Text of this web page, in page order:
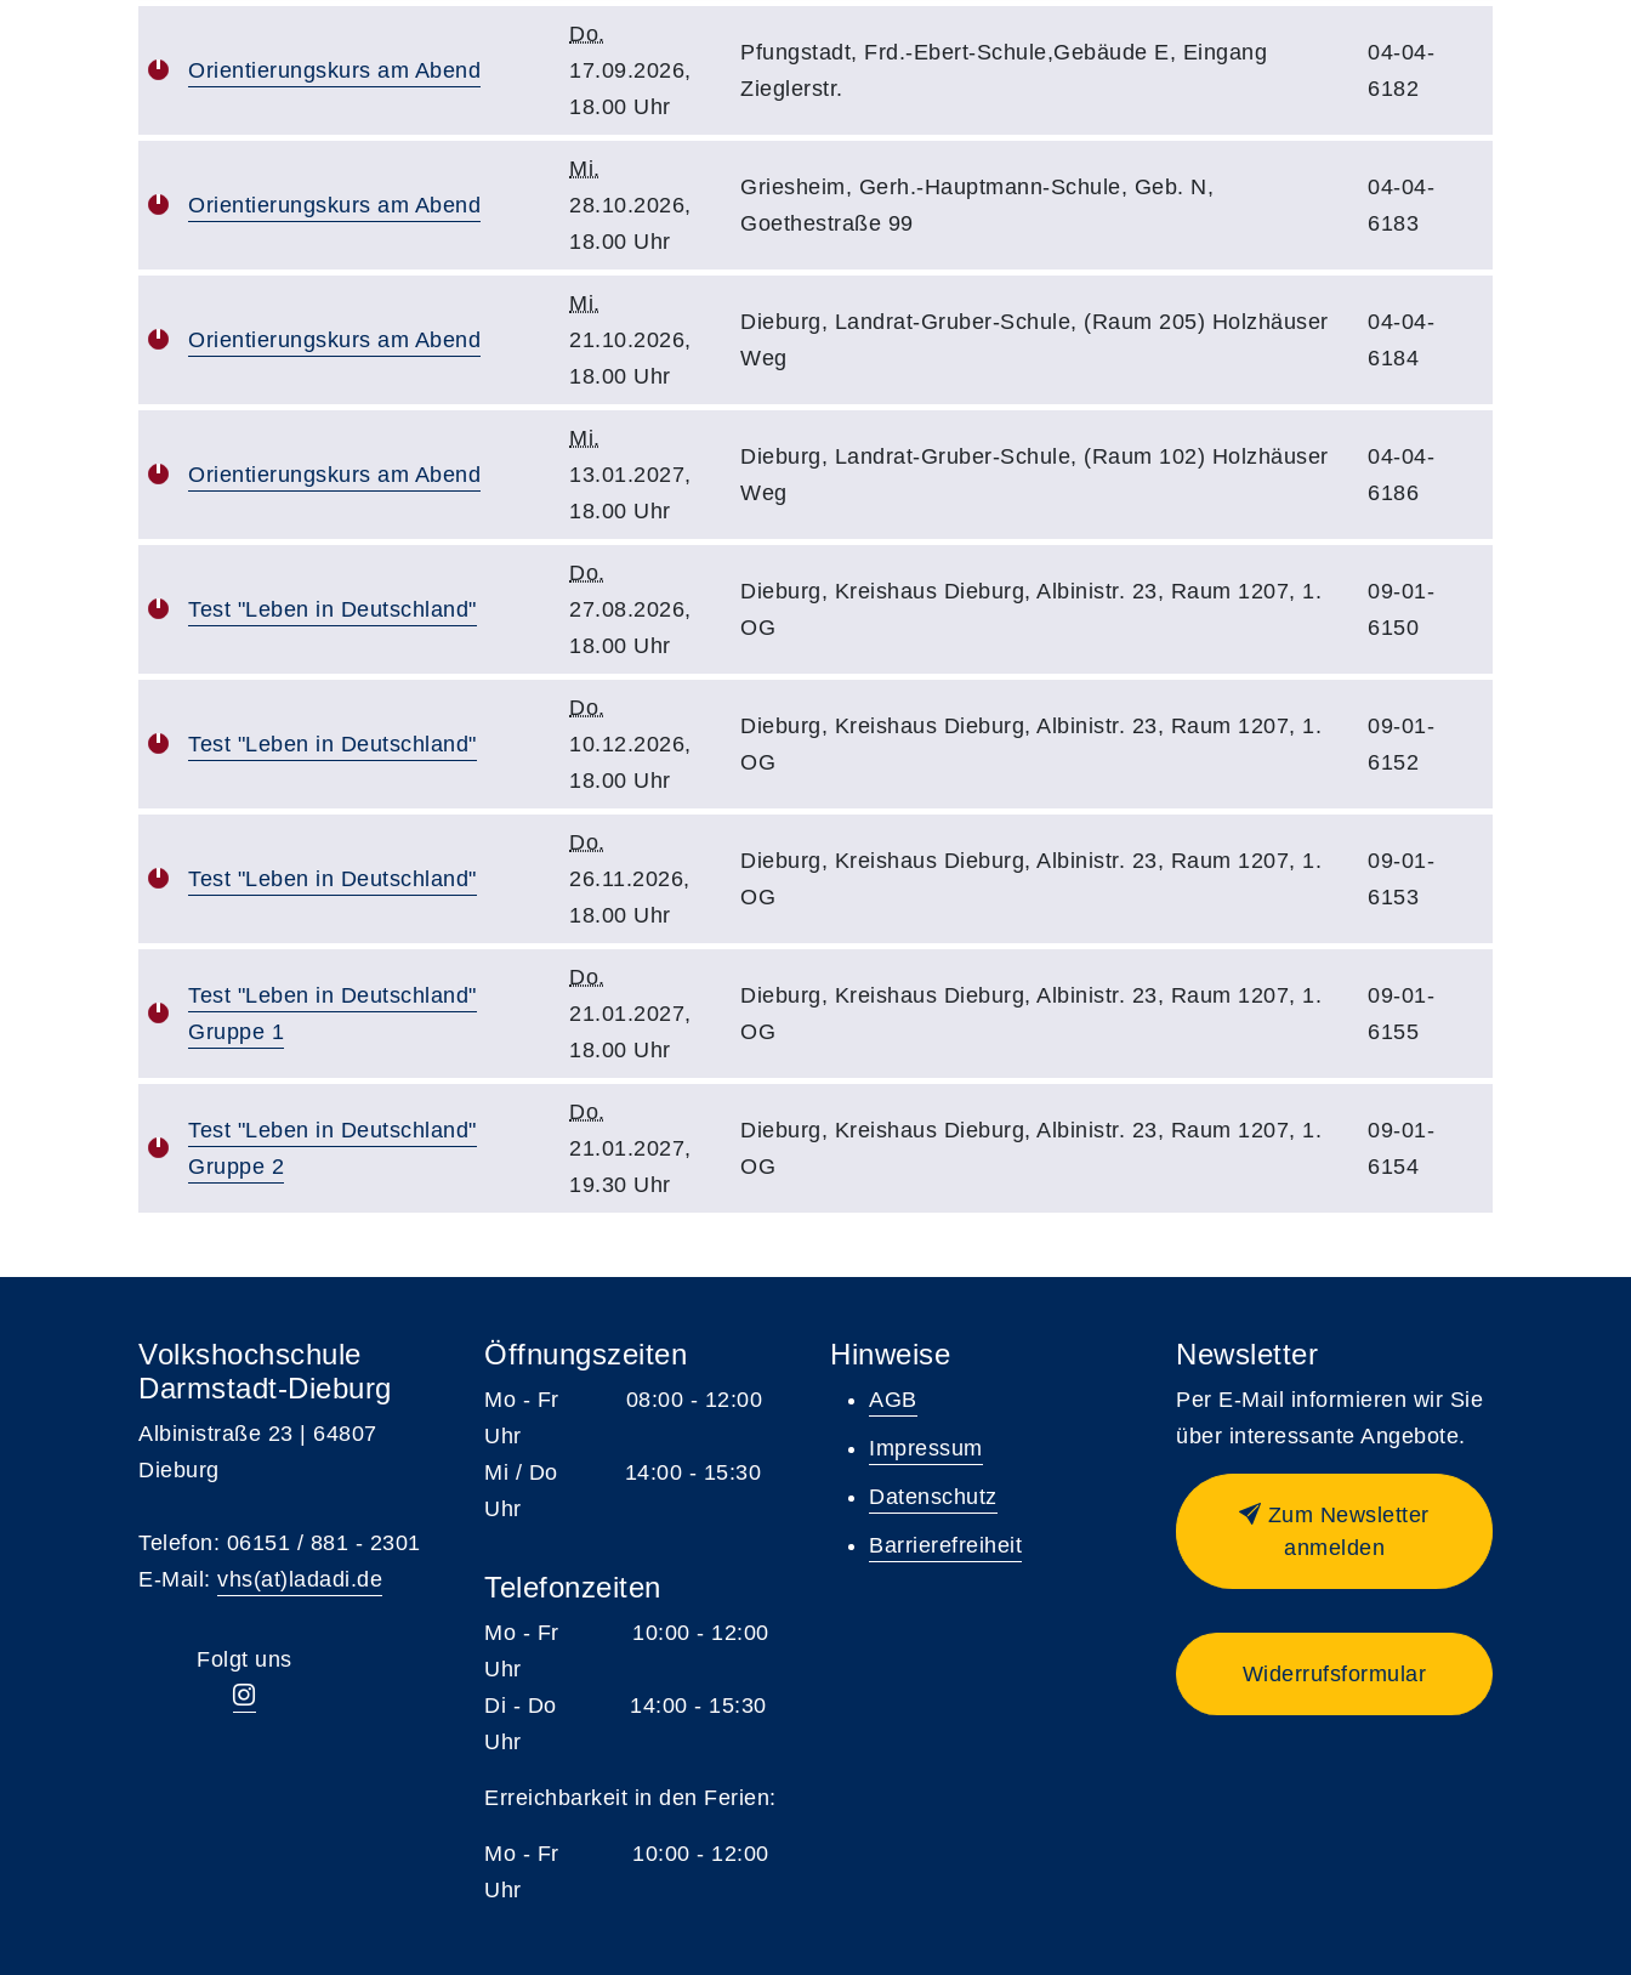
Orientierungskurs am Abend
Do.
17.09.2026,
18.00 Uhr
Pfungstadt, Frd.-Ebert-Schule,Gebäude E, Eingang
Zieglerstr.
04-04-
6182
Orientierungskurs am Abend
Mi.
28.10.2026,
18.00 Uhr
Griesheim, Gerh.-Hauptmann-Schule, Geb. N,
Goethestraße 99
04-04-
6183
Orientierungskurs am Abend
Mi.
21.10.2026,
18.00 Uhr
Dieburg, Landrat-Gruber-Schule, (Raum 205) Holzhäuser
Weg
04-04-
6184
Orientierungskurs am Abend
Mi.
13.01.2027,
18.00 Uhr
Dieburg, Landrat-Gruber-Schule, (Raum 102) Holzhäuser
Weg
04-04-
6186
Test "Leben in Deutschland"
Do.
27.08.2026,
18.00 Uhr
Dieburg, Kreishaus Dieburg, Albinistr. 23, Raum 1207, 1.
OG
09-01-
6150
Test "Leben in Deutschland"
Do.
10.12.2026,
18.00 Uhr
Dieburg, Kreishaus Dieburg, Albinistr. 23, Raum 1207, 1.
OG
09-01-
6152
Test "Leben in Deutschland"
Do.
26.11.2026,
18.00 Uhr
Dieburg, Kreishaus Dieburg, Albinistr. 23, Raum 1207, 1.
OG
09-01-
6153
Test "Leben in Deutschland"
Gruppe 1
Do.
21.01.2027,
18.00 Uhr
Dieburg, Kreishaus Dieburg, Albinistr. 23, Raum 1207, 1.
OG
09-01-
6155
Test "Leben in Deutschland"
Gruppe 2
Do.
21.01.2027,
19.30 Uhr
Dieburg, Kreishaus Dieburg, Albinistr. 23, Raum 1207, 1.
OG
09-01-
6154
Volkshochschule
Darmstadt-Dieburg
Albinistraße 23 | 64807
Dieburg
Telefon: 06151 / 881 - 2301
E-Mail: vhs(at)ladadi.de
Folgt uns
Öffnungszeiten
Mo - Fr 08:00 - 12:00
Uhr
Mi / Do 14:00 - 15:30
Uhr
Telefonzeiten
Mo - Fr 10:00 - 12:00
Uhr
Di - Do 14:00 - 15:30
Uhr
Erreichbarkeit in den Ferien:
Mo - Fr 10:00 - 12:00
Uhr
Hinweise
AGB
Impressum
Datenschutz
Barrierefreiheit
Newsletter
Per E-Mail informieren wir Sie
über interessante Angebote.
Zum Newsletter
anmelden
Widerrufsformular